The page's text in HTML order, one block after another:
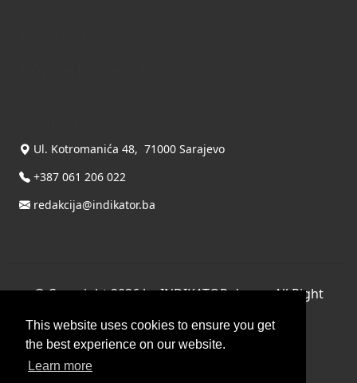
This website uses cookies to ensure you get
the best experience on our website.
Learn more
Ul. Kotromanića 48, 71000 Sarajevo
+387 061 206 022
redakcija@indikator.ba
©Copyright 2026 by INDIKATOR d.o.o., All Right
Terms Of Use|Privacy Statement
Powered by THYME SYSTEMS doo